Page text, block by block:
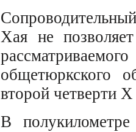
Хая не
общетюркского
второй четверти
В